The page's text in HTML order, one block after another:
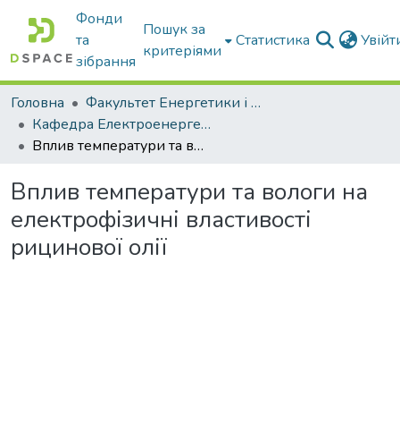
Фонди
та
зібрання
Пошук за
критеріями
Статистика
Головна
Факультет Енергетики і комп'ютерних технологій
Кафедра Електроенергетики і електротехнологій
Вплив температури та вологи на електрофізичні властивості рицинової олії
Вплив температури та вологи на
електрофізичні властивості
рицинової олії